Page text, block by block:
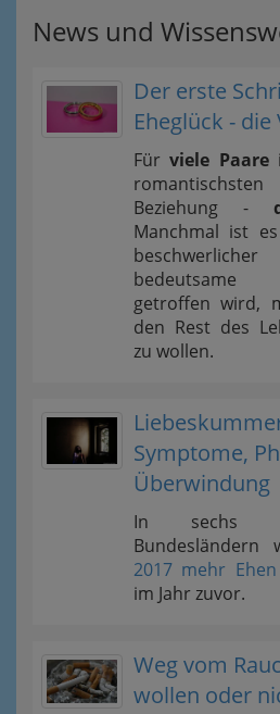
News und
Der erste
Eheglück -
Fürviele Paare
Beziehung -
Manchmal ist
bedeutsame
getroffen wird,
den Rest des
zu wollen.
Symptome,
Überwindung
In sechs
Bundesländern
2017 mehr
im Jahr zuvor.
Weg vom
wollen oder